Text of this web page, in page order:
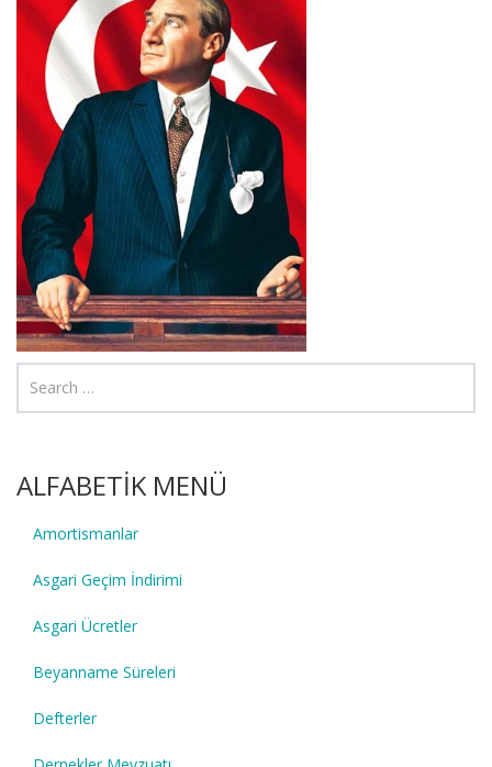
ALFABETİK MENÜ
Amortismanlar
Asgari Geçim İndirimi
Asgari Ücretler
Beyanname Süreleri
Defterler